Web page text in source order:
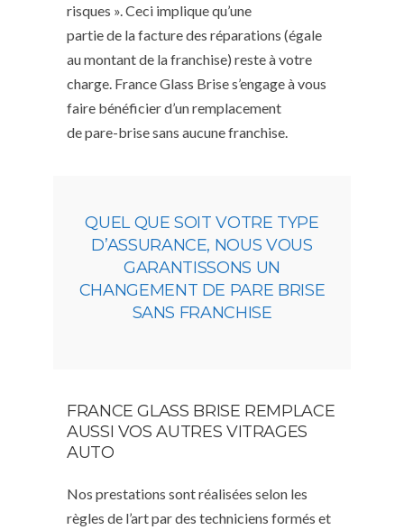
risques ». Ceci implique qu’une
partie de la facture des réparations (égale
au montant de la franchise) reste à votre
charge. France Glass Brise s’engage à vous
faire bénéficier d’un remplacement
de pare-brise sans aucune franchise.
QUEL QUE SOIT VOTRE TYPE
D’ASSURANCE, NOUS VOUS
GARANTISSONS UN
CHANGEMENT DE PARE BRISE
SANS FRANCHISE
FRANCE GLASS BRISE REMPLACE
AUSSI VOS AUTRES VITRAGES
AUTO
Nos prestations sont réalisées selon les
règles de l’art par des techniciens formés et